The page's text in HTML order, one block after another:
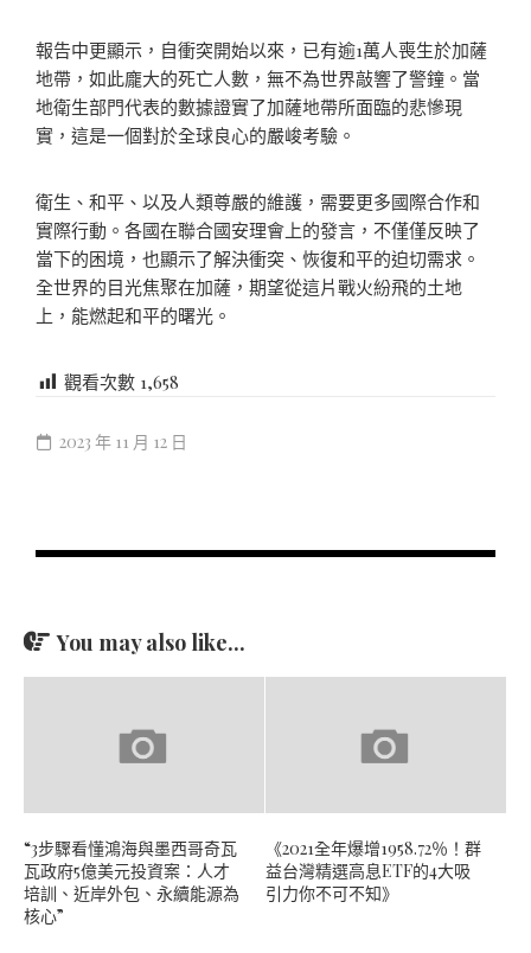
報告中更顯示，自衝突開始以來，已有逾1萬人喪生於加薩
地帶，如此龐大的死亡人數，無不為世界敲響了警鐘。當
地衛生部門代表的數據證實了加薩地帶所面臨的悲慘現
實，這是一個對於全球良心的嚴峻考驗。
衛生、和平、以及人類尊嚴的維護，需要更多國際合作和
實際行動。各國在聯合國安理會上的發言，不僅僅反映了
當下的困境，也顯示了解決衝突、恢復和平的迫切需求。
全世界的目光焦聚在加薩，期望從這片戰火紛飛的土地
上，能燃起和平的曙光。
觀看次數 1,658
2023 年 11 月 12 日
You may also like...
“3步驟看懂鴻海與墨西哥奇瓦
瓦政府5億美元投資案：人才
培訓、近岸外包、永續能源為
核心”
《2021全年爆增1958.72％！群
益台灣精選高息ETF的4大吸
引力你不可不知》